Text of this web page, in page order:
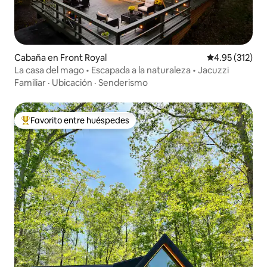
Cabaña en Front Royal Calificación
4.95 (312)
La casa del mago • Escapada a la naturaleza • Jacuzzi
Familiar · Ubicación · Senderismo
De los mejores en Favorito entre huéspedes
Favorito entre huéspedes